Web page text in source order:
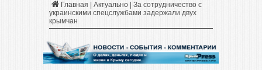
Главная Актуально
За сотрудничество с
украинскими спецслужбами задержали двух
крымчан